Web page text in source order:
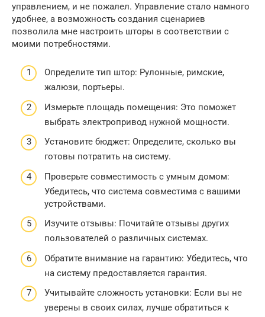
управлением, и не пожалел. Управление стало намного
удобнее, а возможность создания сценариев
позволила мне настроить шторы в соответствии с
моими потребностями.
Определите тип штор: Рулонные, римские,
жалюзи, портьеры.
Измерьте площадь помещения: Это поможет
выбрать электропривод нужной мощности.
Установите бюджет: Определите, сколько вы
готовы потратить на систему.
Проверьте совместимость с умным домом:
Убедитесь, что система совместима с вашими
устройствами.
Изучите отзывы: Почитайте отзывы других
пользователей о различных системах.
Обратите внимание на гарантию: Убедитесь, что
на систему предоставляется гарантия.
Учитывайте сложность установки: Если вы не
уверены в своих силах, лучше обратиться к